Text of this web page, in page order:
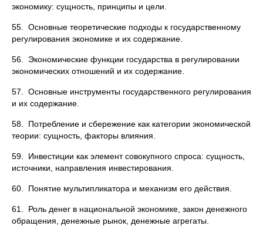
экономику: сущность, принципы и цели.
55. Основные теоретические подходы к государственному
регулирования экономике и их содержание.
56. Экономические функции государства в регулировании
экономических отношений и их содержание.
57. Основные инструменты государственного регулирования
и их содержание.
58. Потребление и сбережение как категории экономической
теории: сущность, факторы влияния.
59. Инвестиции как элемент совокупного спроса: сущность,
источники, направления инвестирования.
60. Понятие мультипликатора и механизм его действия.
61. Роль денег в национальной экономике, закон денежного
обращения, денежные рынок, денежные агрегаты.